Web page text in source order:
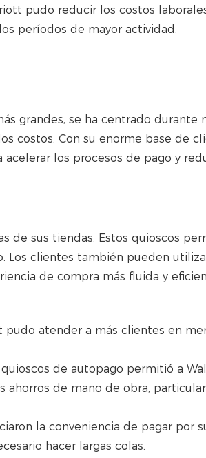
pudo reducir los costos
períodos de mayor actividad.
grandes, se ha centrado durante
costos. Con su enorme base de
los procesos de pago y
de sus tiendas. Estos quioscos
Los clientes también pueden
de compra más fluida y
pudo atender a más clientes en
de autopago permitió a
ahorros de mano de obra,
la conveniencia de pagar por
hacer largas colas.